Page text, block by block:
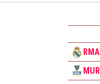
RMA
MUR